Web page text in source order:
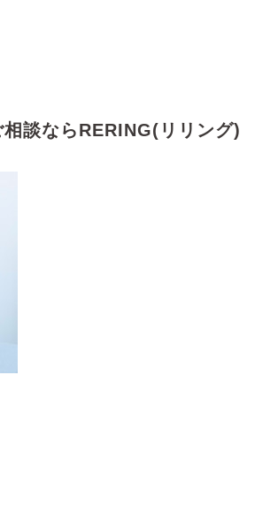
談ならRERING(リリング)